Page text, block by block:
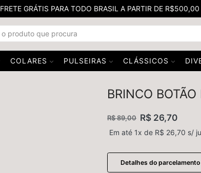
FRETE GRÁTIS PARA TODO BRASIL A PARTIR DE R$500,00
COLARES PULSEIRAS CLÁSSICOS
BRINCO
R$89,00 R$ 26,70
Em até 1x de R$ 26,70 s/
Detalhes do parcelamento